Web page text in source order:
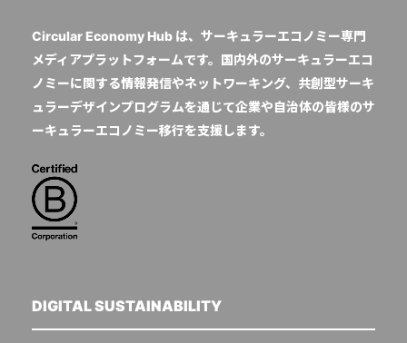
Circular Economy Hub は、サーキュラーエコノミー専門
メディアプラットフォームです。国内外のサーキュラーエコ
ノミーに関する情報発信やネットワーキング、共創型サーキ
ュラーデザインプログラムを通じて企業や自治体の皆様のサ
ーキュラーエコノミー移行を支援します。
DIGITAL SUSTAINABILITY